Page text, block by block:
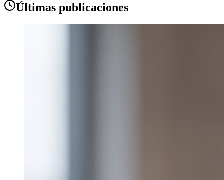
Últimas publicaciones